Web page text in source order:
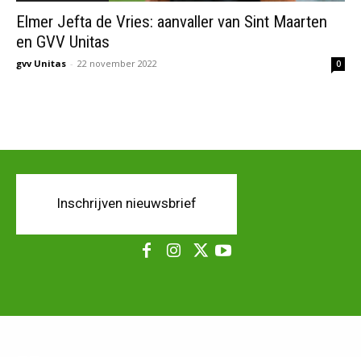
Elmer Jefta de Vries: aanvaller van Sint Maarten
en GVV Unitas
gvv Unitas - 22 november 2022 0
Inschrijven nieuwsbrief